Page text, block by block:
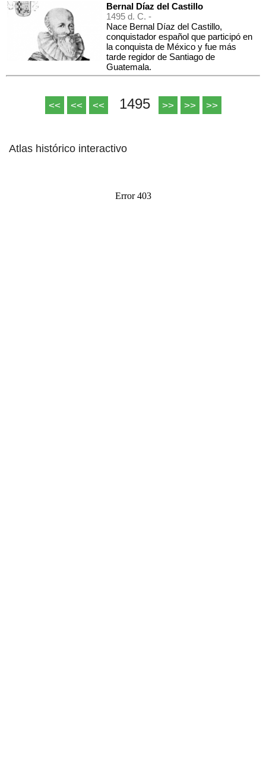
Bernal Díaz del Castillo
1495 d. C. -
Nace Bernal Díaz del Castillo,
conquistador español que participó en
la conquista de México y fue más
tarde regidor de Santiago de
Guatemala.
<< << << 1495 >> >> >>
Atlas histórico interactivo